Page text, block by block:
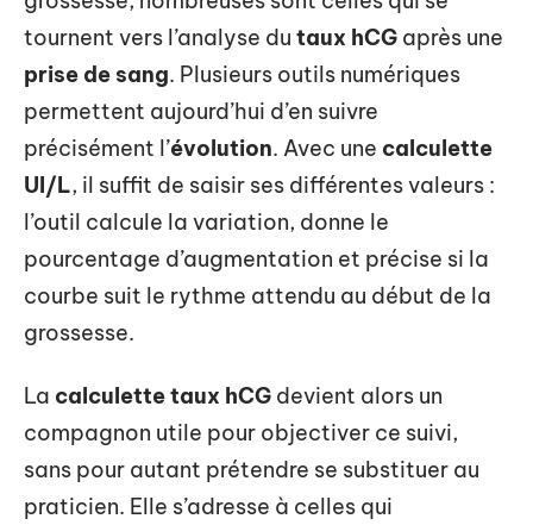
tournent vers l’analyse du taux hCG après une
prise de sang. Plusieurs outils numériques
permettent aujourd’hui d’en suivre
précisément l’évolution. Avec une calculette
UI/L, il suffit de saisir ses différentes valeurs :
l’outil calcule la variation, donne le
pourcentage d’augmentation et précise si la
courbe suit le rythme attendu au début de la
grossesse.
La calculette taux hCG devient alors un
compagnon utile pour objectiver ce suivi,
sans pour autant prétendre se substituer au
praticien. Elle s’adresse à celles qui